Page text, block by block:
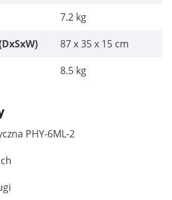
7.2 kg
87 x 35 x 15 cm
8.5 kg
PHY-6ML-2